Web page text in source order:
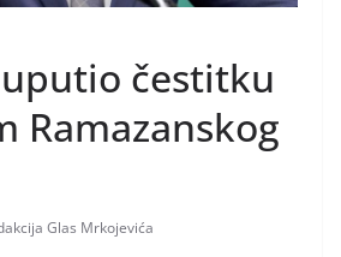
čestitku
Ramazanskog
Glas Mrkojevića